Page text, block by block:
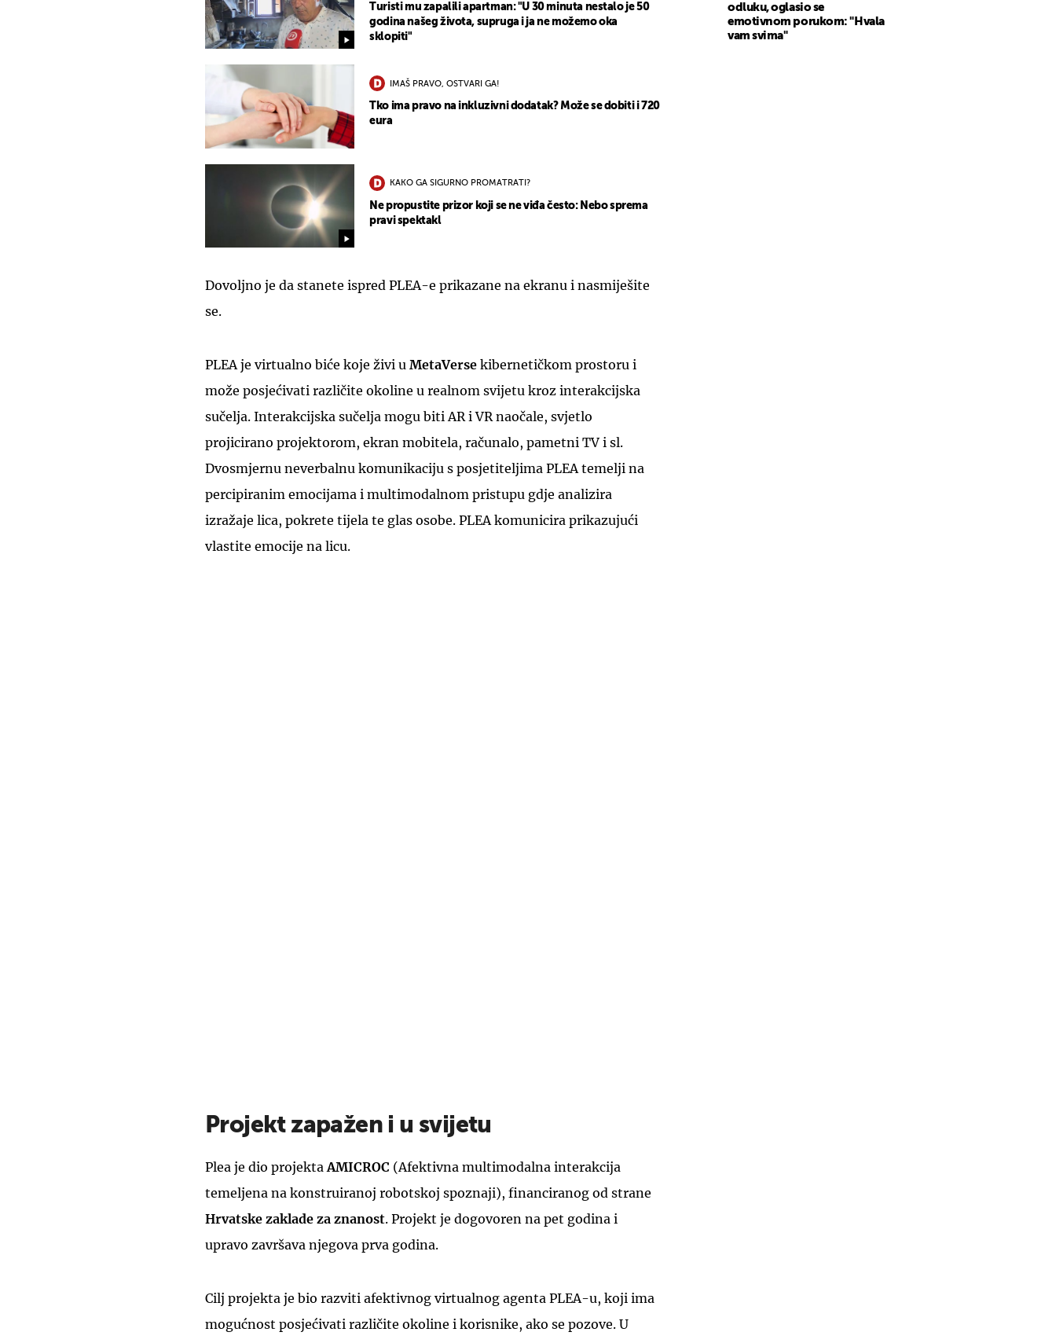
Turisti mu zapalili apartman: "U 30 minuta nestalo je 50
godina našeg života, supruga i ja ne možemo oka
sklopiti"
IMAŠ PRAVO, OSTVARI GA!
Tko ima pravo na inkluzivni dodatak? Može se dobiti i 720
eura
KAKO GA SIGURNO PROMATRATI?
Ne propustite prizor koji se ne viđa često: Nebo sprema
pravi spektakl
Dovoljno je da stanete ispred PLEA-e prikazane na ekranu i nasmiješite
se.
PLEA je virtualno biće koje živi u MetaVerse kibernetičkom prostoru i
može posjećivati različite okoline u realnom svijetu kroz interakcijska
sučelja. Interakcijska sučelja mogu biti AR i VR naočale, svjetlo
projicirano projektorom, ekran mobitela, računalo, pametni TV i sl.
Dvosmjernu neverbalnu komunikaciju s posjetiteljima PLEA temelji na
percipiranim emocijama i multimodalnom pristupu gdje analizira
izražaje lica, pokrete tijela te glas osobe. PLEA komunicira prikazujući
vlastite emocije na licu.
Projekt zapažen i u svijetu
Plea je dio projektaAMICROC (Afektivna multimodalna interakcija
temeljena na konstruiranoj robotskoj spoznaji), financiranog od strane
Hrvatske zaklade za znanost. Projekt je dogovoren na pet godina i
upravo završava njegova prva godina.
Cilj projekta je bio razviti afektivnog virtualnog agenta PLEA-u, koji ima
mogućnost posjećivati različite okoline i korisnike, ako se pozove. U
odluku, oglasio se
emotivnom porukom: "Hvala
vam svima"
UKLJUČITE NOTIFIKACIJE